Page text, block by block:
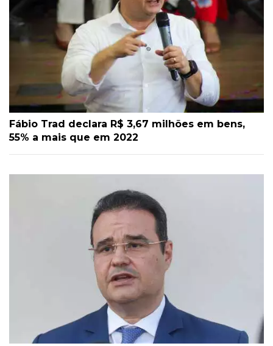
Fábio Trad declara R$ 3,67 milhões em bens,
55% a mais que em 2022